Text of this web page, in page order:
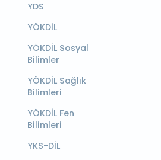
YDS
YÖKDİL
YÖKDİL Sosyal
Bilimler
YÖKDİL Sağlık
Bilimleri
YÖKDİL Fen
Bilimleri
YKS-DİL